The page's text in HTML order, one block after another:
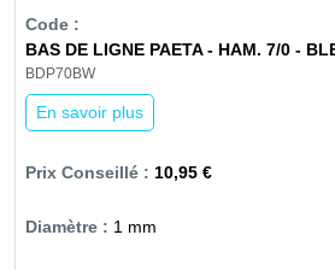
BAS DE LIGNE PAETA - HAM. 7/0 -
BDP70BW
En savoir plus
10,95 €
1 mm